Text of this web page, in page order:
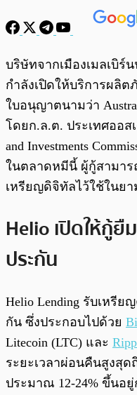
พร้อมเล่น
บริษัทจากเมืองเมลเบิร์
กำลังเปิดให้บริการผลิ
ใบอนุญาตนามว่า
โดยก.ล.ต. ประเทศออสเ
and Investments
ในตลาดหมีนี้ ผู้กู้สามาร
เหรียญดิจิทัลไว้ใช้ในยา
Helio เปิดให้กู้ยื
ประกัน
Helio Lending รับเหรี
กัน ซึ่งประกอบไปด้วย
Litecoin (LTC) และ
ระยะเวลาผ่อนคืนสูงสุด
ประมาณ 12-24% ขึ้นอ